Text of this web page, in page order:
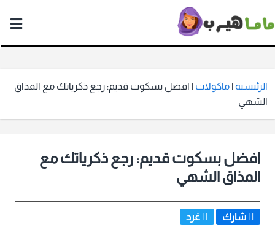
الرئيسية | ماكولات | افضل بسكوت قديم: رجع ذكرياتك مع المذاق
الشهي
افضل بسكوت قديم: رجع ذكرياتك مع
المذاق الشهي
شارك غرد